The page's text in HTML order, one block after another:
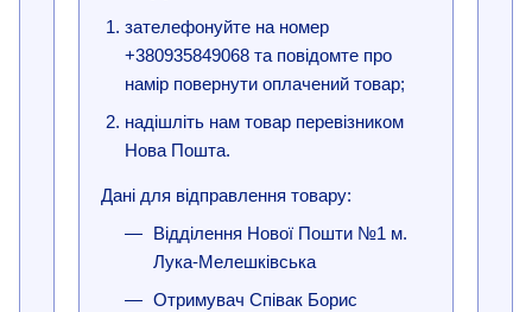
зателефонуйте на номер
+380935849068 та повідомте про
намір повернути оплачений товар;
надішліть нам товар перевізником
Нова Пошта.
Дані для відправлення товару:
Відділення Нової Пошти №1 м.
Лука-Мелешківська
Отримувач Співак Борис